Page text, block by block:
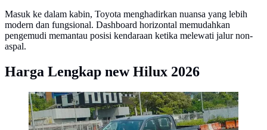
Masuk ke dalam kabin, Toyota menghadirkan nuansa yang lebih
modern dan fungsional. Dashboard horizontal memudahkan
pengemudi memantau posisi kendaraan ketika melewati jalur non-
aspal.
Harga Lengkap new Hilux 2026
Toyota Rilis Hilux Baru di Indonesia, Ada Varian BEV
(ist)